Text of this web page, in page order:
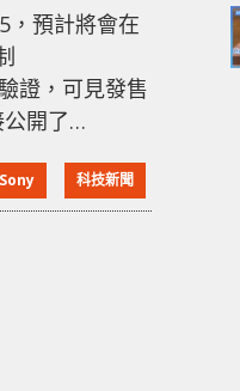
預計將會在
證，可見發售
配色設計外，
測 PS5 的主機
Sony 科技新聞